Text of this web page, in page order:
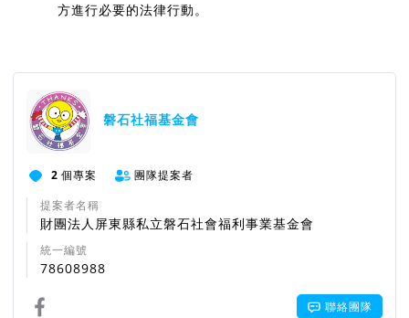
方進行必要的法律行動。
磐石社福基金會
2 個專案
團隊提案者
提案者名稱
財團法人屏東縣私立磐石社會福利事業基金會
統一編號
78608988
聯絡團隊